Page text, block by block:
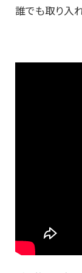
誰でも取り入